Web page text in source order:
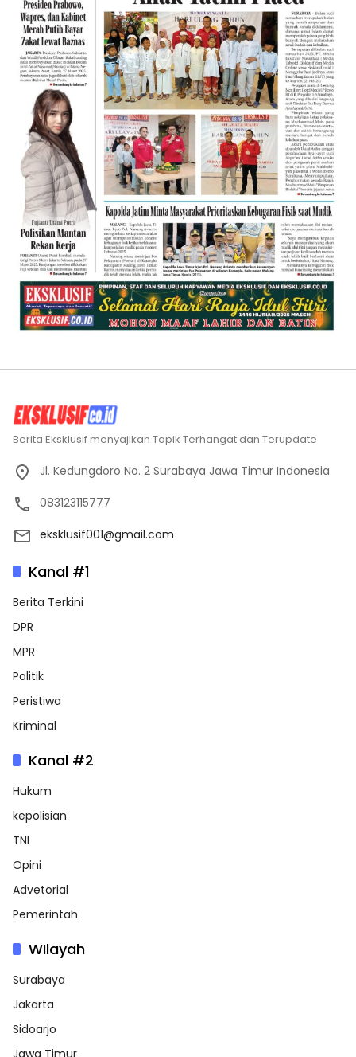
Berita Eksklusif menyajikan Topik Terhangat dan Terupdate
Jl. Kedungdoro No. 2 Surabaya Jawa Timur Indonesia
083123115777
eksklusif001@gmail.com
Kanal #1
Berita Terkini
DPR
MPR
Politik
Peristiwa
Kriminal
Kanal #2
Hukum
kepolisian
TNI
Opini
Advetorial
Pemerintah
WIlayah
Surabaya
Jakarta
Sidoarjo
Jawa Timur